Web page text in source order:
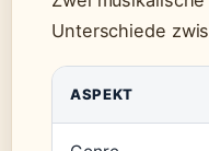
Unterschiede
ASPEKT